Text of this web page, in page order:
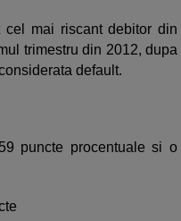
mai riscant debitor din
trimestru din 2012, dupa
default.
puncte procentuale si o